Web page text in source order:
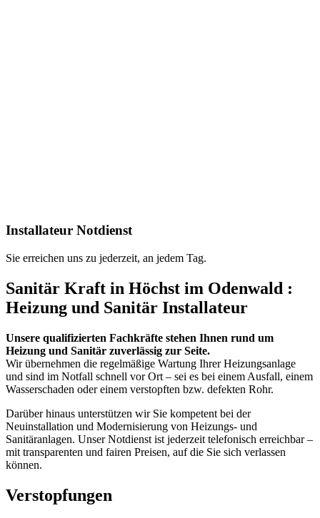
Installateur Notdienst
Sie erreichen uns zu jederzeit, an jedem Tag.
Sanitär Kraft in Höchst im Odenwald :
Heizung und Sanitär Installateur
Unsere qualifizierten Fachkräfte stehen Ihnen rund um
Heizung und Sanitär zuverlässig zur Seite.
Wir übernehmen die regelmäßige Wartung Ihrer Heizungsanlage
und sind im Notfall schnell vor Ort – sei es bei einem Ausfall, einem
Wasserschaden oder einem verstopften bzw. defekten Rohr.
Darüber hinaus unterstützen wir Sie kompetent bei der
Neuinstallation und Modernisierung von Heizungs- und
Sanitäranlagen. Unser Notdienst ist jederzeit telefonisch erreichbar –
mit transparenten und fairen Preisen, auf die Sie sich verlassen
können.
Verstopfungen